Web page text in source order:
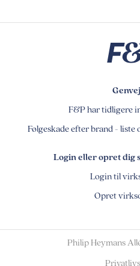
F&P har tidligere
Følgeskade efter brand - liste
Login eller opret dig
Login til
Opret
Philip Heymans